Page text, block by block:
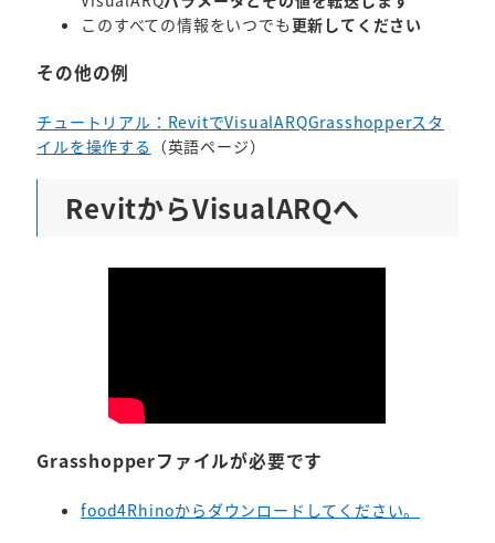
このすべての情報をいつでも更新してください
その他の例
チュートリアル：RevitでVisualARQGrasshopperスタ
イルを操作する （英語ページ）
RevitからVisualARQへ
Grasshopperファイルが必要です
food4Rhinoからダウンロードしてください。